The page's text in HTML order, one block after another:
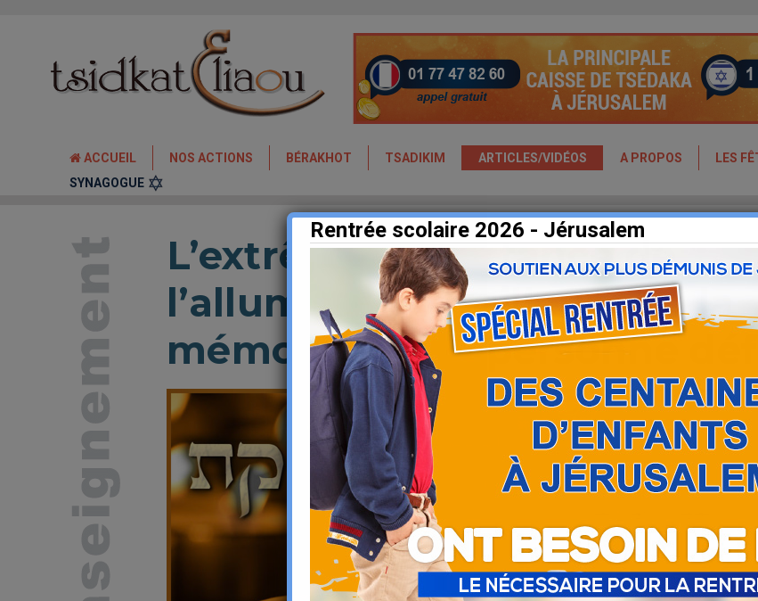
ACCUEIL NOS ACTIONS BÉRAKHOT TSADIKIM ARTICLES/VIDÉOS A PROPOS LES
SYNAGOGUE
L’extrême importance de
l’allumage de veilleuses à la
mémoire d’une personne
Rentrée scolaire 2026 - Jérusalem